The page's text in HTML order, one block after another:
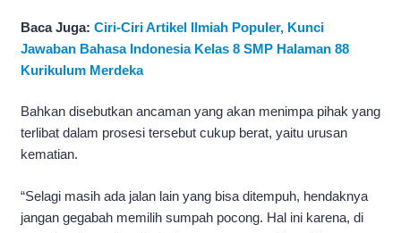
Baca Juga: Ciri-Ciri Artikel Ilmiah Populer, Kunci
Jawaban Bahasa Indonesia Kelas 8 SMP Halaman 88
Kurikulum Merdeka
Bahkan disebutkan ancaman yang akan menimpa pihak yang
terlibat dalam prosesi tersebut cukup berat, yaitu urusan
kematian.
“Selagi masih ada jalan lain yang bisa ditempuh, hendaknya
jangan gegabah memilih sumpah pocong. Hal ini karena, di